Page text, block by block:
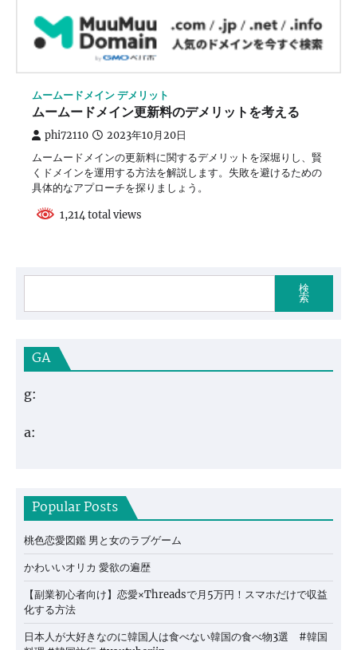
ムームードメイン デメリット
ムームードメイン更新料のデメリットを考える
phi72110 2023年10月20日
ムームードメインの更新料に関するデメリットを深堀りし、賢
くドメインを運用する方法を解説します。失敗を避けるための
具体的なアプローチを探りましょう。
1,214 total views
検
索
GA
g:
a:
Popular Posts
桃色恋愛図鑑 男と女のラブゲーム
かわいいオリカ 愛欲の遍歴
【副業初心者向け】恋愛×Threadsで月5万円！スマホだけで収益
化する方法
日本人が大好きなのに韓国人は食べない韓国の食べ物3選 #韓国